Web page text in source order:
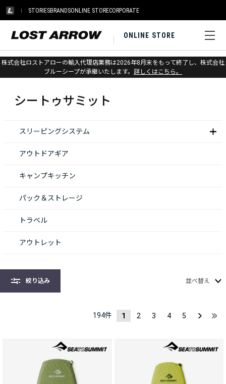
STORIESBRANDSONLINE STORECORPORATE
ONLINE STORE
株式会社ロストアローの輸入代理店業務は2026年8月末をもって終了し、株式会社
ブルーシープが承継いたします。 詳しくはこちら。
ホーム > シートゥサミット
シートゥサミット
絞り込み 並べ替え
194件 1 2 3 4 5
スリーピングシステム
アウトドアギア
キャンプキッチン
パック＆ストレージ
トラベル
アウトレット